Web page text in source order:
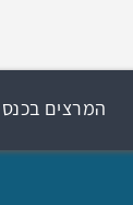
המרצים בכנס